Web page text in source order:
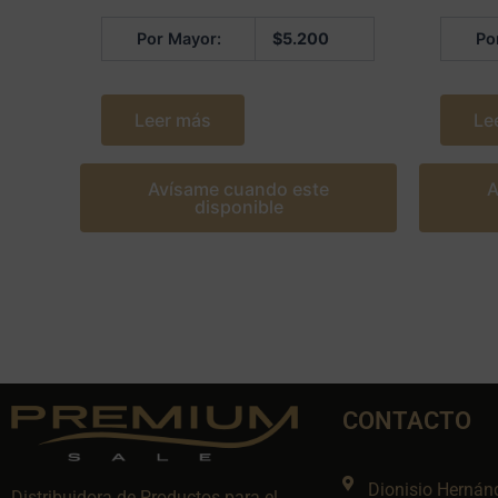
Por Mayor: $5.200
Leer más
Avísame cuando este
disponible
CONTACTO
Dionisio